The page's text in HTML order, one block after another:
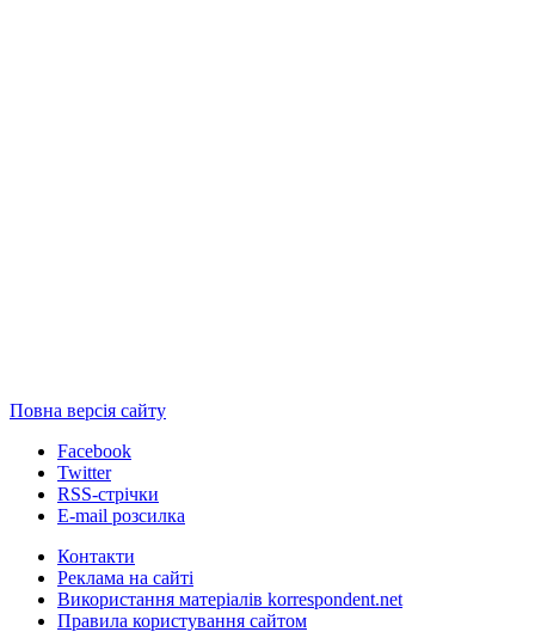
Повна версія сайту
Facebook
Twitter
RSS-стрічки
E-mail розсилка
Контакти
Реклама на сайті
Використання матеріалів korrespondent.net
Правила користування сайтом